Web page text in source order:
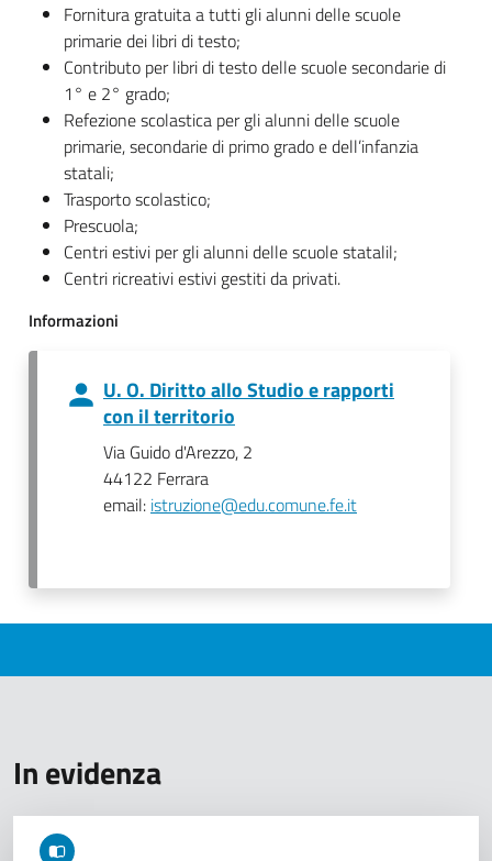
Fornitura gratuita a tutti gli alunni delle scuole
primarie dei libri di testo;
Contributo per libri di testo delle scuole secondarie di
1° e 2° grado;
Refezione scolastica per gli alunni delle scuole
primarie, secondarie di primo grado e dell’infanzia
statali;
Trasporto scolastico;
Prescuola;
Centri estivi per gli alunni delle scuole statalil;
Centri ricreativi estivi gestiti da privati.
Informazioni
U. O. Diritto allo Studio e rapporti
con il territorio
Via Guido d'Arezzo, 2
44122 Ferrara
email: istruzione@edu.comune.fe.it
In evidenza